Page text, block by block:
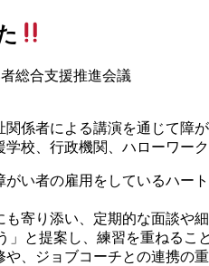
総合支援推進会議
係者による講演を通じて
校、行政機関、ハローワー
い者の雇用をしているハ
寄り添い、定期的な面談
と提案し、練習を重ねる
、ジョブコーチとの連携の